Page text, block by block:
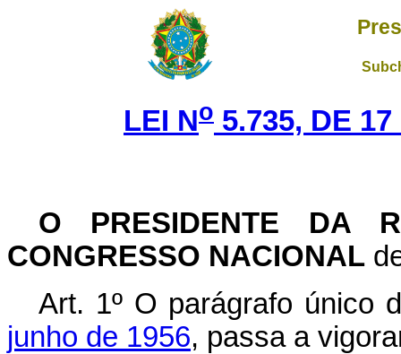
LEI No 5.735, DE
O PRESIDENTE DA
CONGRESSO NACIONAL
Art. 1º O parágrafo único
junho de 1956, passa a